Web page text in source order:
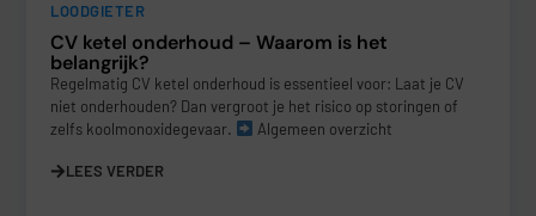
LOODGIETER
CV ketel onderhoud – Waarom is het
belangrijk?
Regelmatig CV ketel onderhoud is essentieel voor: Laat je CV
niet onderhouden? Dan vergroot je het risico op storingen of
zelfs koolmonoxidegevaar.
Algemeen overzicht
LEES VERDER